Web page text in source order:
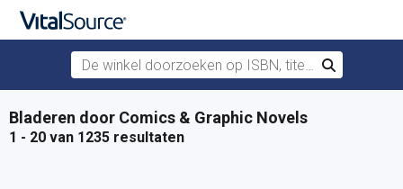
Verdergaan naar belangrijkste inhoud
De winkel doorzoeken op ISBN, titel of auteur
Zoek
Bladeren door Comics & Graphic Novels
1 - 20 van 1235 resultaten